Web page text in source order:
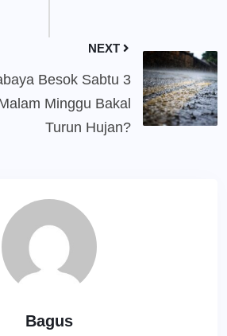
NEXT
Besok Sabtu 3
Minggu Bakal
Turun Hujan?
Bagus